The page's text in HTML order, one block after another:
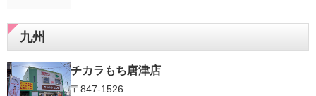
九州
チカラもち唐津店
〒847-1526